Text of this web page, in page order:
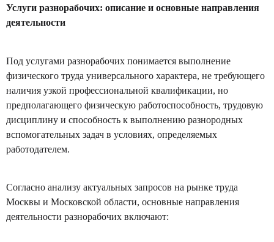
Услуги разнорабочих: описание и основные направления
деятельности
Под услугами разнорабочих понимается выполнение
физического труда универсального характера, не требующего
наличия узкой профессиональной квалификации, но
предполагающего физическую работоспособность, трудовую
дисциплину и способность к выполнению разнородных
вспомогательных задач в условиях, определяемых
работодателем.
Согласно анализу актуальных запросов на рынке труда
Москвы и Московской области, основные направления
деятельности разнорабочих включают: